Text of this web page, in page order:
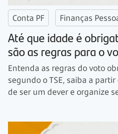
Conta PF Finanças
Até que idade é
são as regras para o
Entenda as regras do voto
segundo o TSE, saiba a
de ser um dever e organize